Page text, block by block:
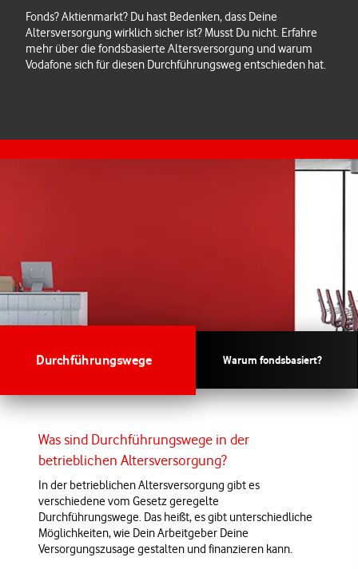
Fonds? Aktienmarkt? Du hast Bedenken, dass Deine
Altersversorgung wirklich sicher ist? Musst Du nicht. Erfahre
mehr über die fondsbasierte Altersversorgung und warum
Vodafone sich für diesen Durchführungsweg entschieden hat.
Durchführungswege Warum fondsbasiert?
Was sind Durchführungswege in der
betrieblichen Altersversorgung?
In der betrieblichen Altersversorgung gibt es
verschiedene vom Gesetz geregelte
Durchführungswege. Das heißt, es gibt unterschiedliche
Möglichkeiten, wie Dein Arbeitgeber Deine
Versorgungszusage gestalten und finanzieren kann.